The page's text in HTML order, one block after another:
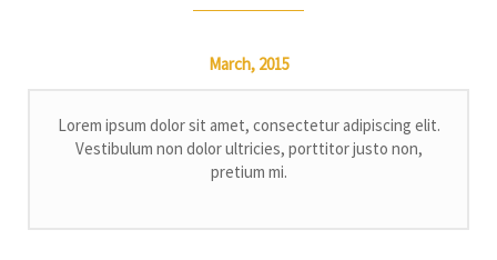
March, 2015
Lorem ipsum dolor sit amet, consectetur adipiscing elit.
Vestibulum non dolor ultricies, porttitor justo non,
pretium mi.